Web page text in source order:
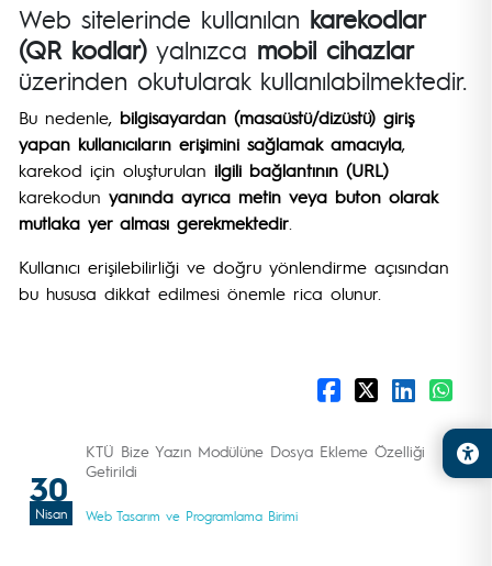
Web sitelerinde kullanılan karekodlar
(QR kodlar) yalnızca mobil cihazlar
üzerinden okutularak kullanılabilmektedir.
Bu nedenle, bilgisayardan (masaüstü/dizüstü) giriş
yapan kullanıcıların erişimini sağlamak amacıyla,
karekod için oluşturulan ilgili bağlantının (URL)
karekodun yanında ayrıca metin veya buton olarak
mutlaka yer alması gerekmektedir
Kullanıcı erişilebilirliği ve doğru yönlendirme açısından
bu hususa dikkat edilmesi önemle rica olunur.
30
Nisan
KTÜ Bize Yazın Modülüne Dosya Ekleme Özelliği
Getirildi
Web Tasarım ve Programlama Birimi